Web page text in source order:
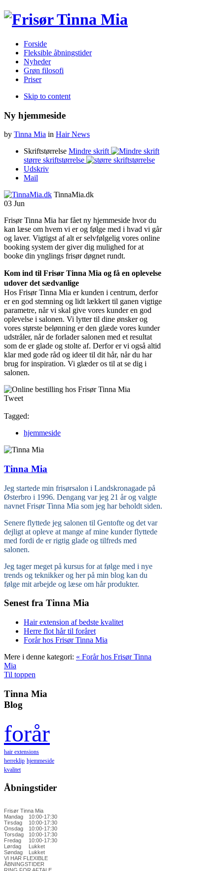
Forside
Fleksible åbningstider
Nyheder
Grøn filosofi
Priser
Skip to content
Ny hjemmeside
by Tinna Mia in Hair News
Skriftstørrelse Mindre skrift
større skriftstørrelse
Udskriv
Mail
TinnaMia.dk
03 Jun
Frisør Tinna Mia har fået ny hjemmeside hvor du
kan læse om hvem vi er og følge med i hvad vi går
og laver. Vigtigst af alt er selvfølgelig vores online
booking system der giver dig mulighed for at
booke din ynglings frisør døgnet rundt.
Kom ind til Frisør Tinna Mia og få en oplevelse
udover det sædvanlige
Hos Frisør Tinna Mia er kunden i centrum, derfor
er en god stemning og lidt lækkert til ganen vigtige
parametre, når vi skal give vores kunder en god
oplevelse i salonen. Vi lytter til dine ønsker og
vores største belønning er den glæde vores kunder
udstråler, når de forlader salonen med et resultat
som de er glade og stolte af. Derfor er vi også altid
klar med gode råd og ideer til dit hår, når du har
brug for inspiration. Vi glæder os til at se dig i
salonen.
Tweet
Tagged:
hjemmeside
Tinna Mia
Jeg startede min frisørsalon i Landskronagade på
Østerbro i 1996. Dengang var jeg 21 år og valgte
navnet Frisør Tinna Mia som jeg har beholdt siden.
Senere flyttede jeg salonen til Gentofte og det var
dejligt at opleve at mange af mine kunder flyttede
med fordi de er rigtig glade og tilfreds med
salonen.
Jeg tager meget på kursus for at følge med i nye
trends og teknikker og her på min blog kan du
følge mit arbejde og læse om hår produkter.
Senest fra Tinna Mia
Hair extension af bedste kvalitet
Herre flot hår til foråret
Forår hos Frisør Tinna Mia
Mere i denne kategori: « Forår hos Frisør Tinna
Mia
Til toppen
Tinna Mia
Blog
forår
hair extensions
herreklip hjemmeside
kvalitet
Åbningstider
Frisør Tinna Mia
Mandag
Tirsdag
Onsdag
Torsdag
Fredag
Lørdag
Søndag
10:00-17:30
10:00-17:30
10:00-17:30
10:00-17:30
10:00-17:30
Lukket
Lukket
VI HAR FLEXIBLE
ÅBNINGSTIDER